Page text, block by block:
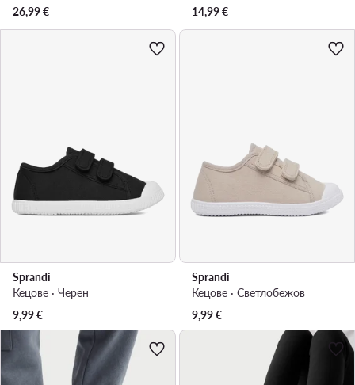
26,99€
14,99€
Sprandi
Кецове · Черен
9,99€
Sprandi
Кецове · Светлобежов
9,99€